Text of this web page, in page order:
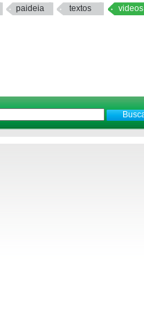
paideia textos videos